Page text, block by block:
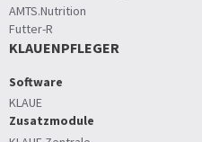
AMTS.Nutrition
Futter-R
KLAUENPFLEGER
Software
KLAUE
Zusatzmodule